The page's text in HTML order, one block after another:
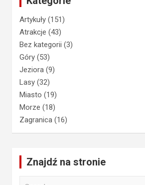
Artykuły (151)
Atrakcje (43)
Bez kategorii (3)
Góry (53)
Jeziora (9)
Lasy (32)
Miasto (19)
Morze (18)
Zagranica (16)
Znajdź na stronie